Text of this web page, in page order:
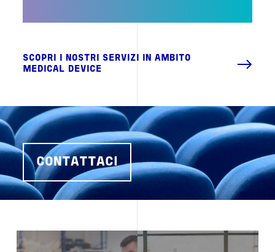
SCOPRI I NOSTRI SERVIZI IN AMBITO
MEDICAL DEVICE
CONTATTACI
Image Image